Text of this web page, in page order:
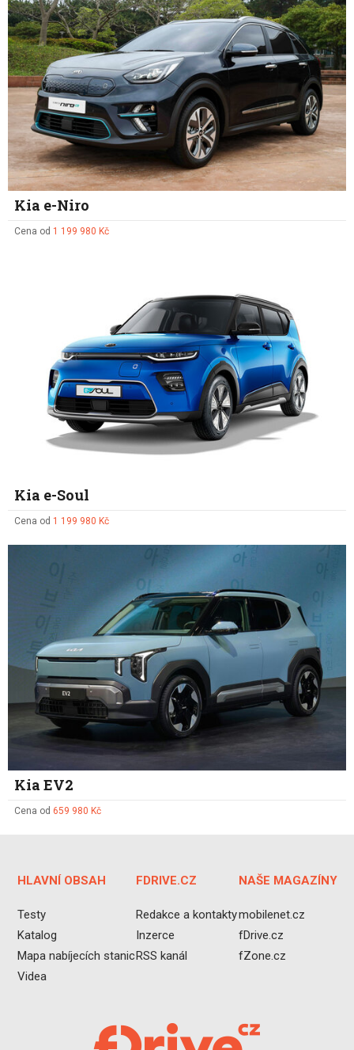
Kia e-Niro
Cena od 1 199 980 Kč
Kia e-Soul
Cena od 1 199 980 Kč
Kia EV2
Cena od 659 980 Kč
HLAVNÍ OBSAH
Testy
Katalog
Mapa nabíjecích stanic
Videa
FDRIVE.CZ
Redakce a kontakty
Inzerce
RSS kanál
NAŠE MAGAZÍNY
mobilenet.cz
fDrive.cz
fZone.cz